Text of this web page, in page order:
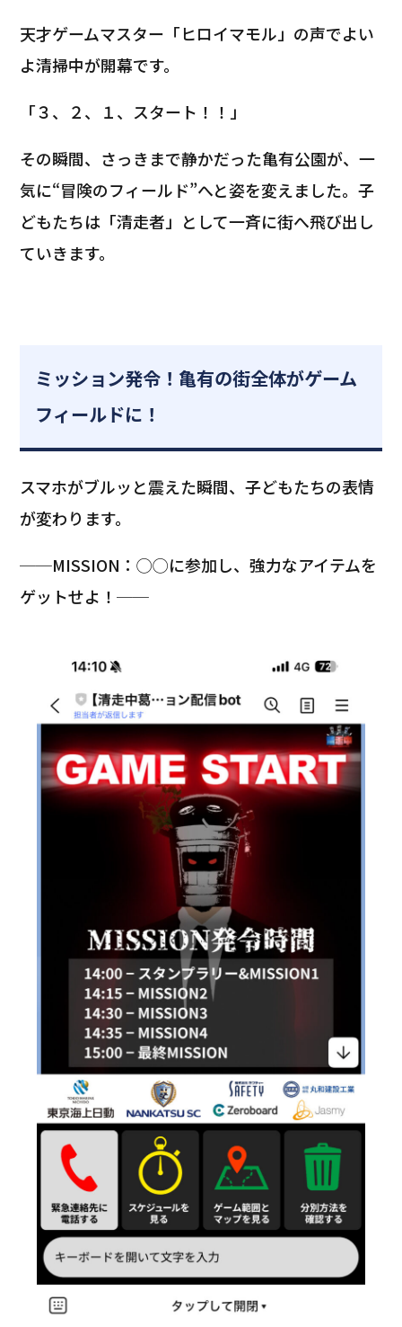
天才ゲームマスター「ヒロイマモル」の声でよい
よ清掃中が開幕です。
「３、２、１、スタート！！」
その瞬間、さっきまで静かだった亀有公園が、一
気に“冒険のフィールド”へと姿を変えました。子
どもたちは「清走者」として一斉に街へ飛び出し
ていきます。
ミッション発令！亀有の街全体がゲーム
フィールドに！
スマホがブルッと震えた瞬間、子どもたちの表情
が変わります。
──MISSION：◯◯に参加し、強力なアイテムを
ゲットせよ！──